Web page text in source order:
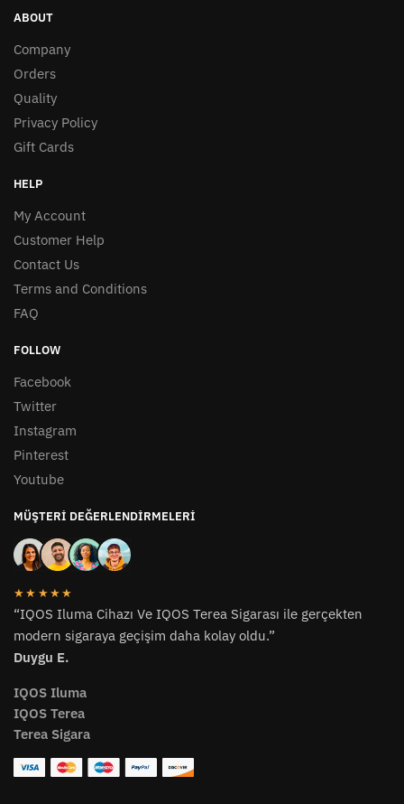
ABOUT
Company
Orders
Quality
Privacy Policy
Gift Cards
HELP
My Account
Customer Help
Contact Us
Terms and Conditions
FAQ
FOLLOW
Facebook
Twitter
Instagram
Pinterest
Youtube
MÜŞTERI DEĞERLENDIRMELERI
★★★★★
“IQOS Iluma Cihazı Ve IQOS Terea Sigarası ile gerçekten
modern sigaraya geçişim daha kolay oldu.”
Duygu E.
IQOS Iluma
IQOS Terea
Terea Sigara